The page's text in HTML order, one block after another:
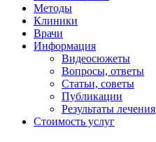
Методы
Клиники
Врачи
Информация
Видеосюжеты
Вопросы, ответы
Статьи, советы
Публикации
Результаты лечения
Стоимость услуг